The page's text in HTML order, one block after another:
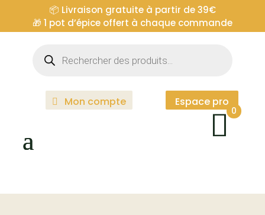
📦 Livraison gratuite à partir de 39€
🎁 1 pot d’épice offert à chaque commande
produits
Mon compte Espace pro
0